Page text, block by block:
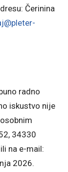
Čerinina
radno
iskustvo nije
34330
na e-mail:
2026.